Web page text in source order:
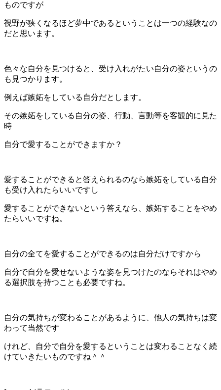
ものですが
視野が狭くなるほど夢中であるということは一つの経験なの
だと思います。
色々な自分を見つけると、受け入れがたい自分の姿というの
も見つかります。
例えば嫉妬をしている自分だとします。
その嫉妬をしている自分の姿、行動、言動等を客観的に見た
時
自分で愛することができますか？
愛することができると答えられるのなら嫉妬をしている自分
も受け入れたらいいですし
愛することができないという答えなら、嫉妬することをやめ
たらいいですね。
自分の全てを愛することができるのは自分だけですから
自分で自分を愛せないような姿を見つけたのならそれはやめ
る選択肢を持つことも必要ですね。
自分の気持ちが変わることがあるように、他人の気持ちは変
わって当然です
けれど、自分で自分を愛するということは変わることなく続
けていきたいものですね＾＾